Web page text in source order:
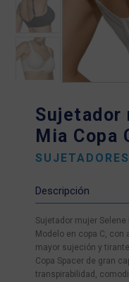
Sujetador
Mia Copa
SUJETADORES
Descripción
Sujetador mujer Selene
Modelo en copa C,
mayor sujeción y
Copa Spacer de gran
transpirabilidad,